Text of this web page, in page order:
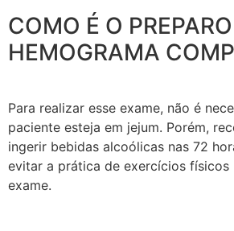
COMO É O
HEMOGRAMA
Para realizar esse exame, não é
paciente esteja em jejum. Porém,
ingerir bebidas alcoólicas nas 72
evitar a prática de exercícios físicos
exame.